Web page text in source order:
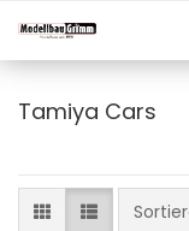
Tamiya Cars